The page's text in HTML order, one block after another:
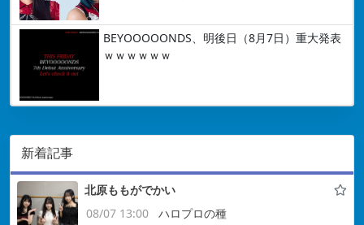
BEYOOOOONDS、明後日（8月7日）重大発表
ｗｗｗｗｗｗ
新着記事
北原ももがでかい
08/07 13:00
ハロプロの種